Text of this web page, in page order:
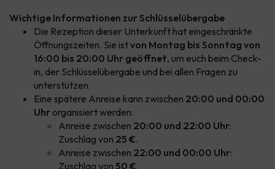
Wichtige Informationen zur Schlüsselübergabe
Die Rezeption dieser Unterkunft hat eingeschränkte
Öffnungszeiten. Sie istvon Montag bis Sonntag von
16:00 bis 20:00 Uhr geöffnet, um euch beim Check-
in, der Schlüsselübergabe und bei allen Fragen zu
unterstützen.
Eine spätere Anreise kann zwischen 20:00 und 00:00
Uhr organisiert werden:
Anreise zwischen 20:00 und 22:00 Uhr:
Zuschlag von 25 €.
Anreise zwischen 22:00 und 00:00 Uhr:
Zuschlag von 50 €.